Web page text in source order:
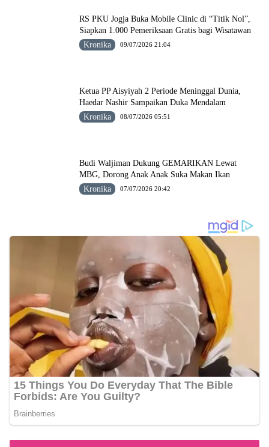
RS PKU Jogja Buka Mobile Clinic di “Titik Nol”,
Siapkan 1.000 Pemeriksaan Gratis bagi Wisatawan
Kronika
09/07/2026 21:04
Ketua PP Aisyiyah 2 Periode Meninggal Dunia,
Haedar Nashir Sampaikan Duka Mendalam
Kronika
08/07/2026 05:51
Budi Waljiman Dukung GEMARIKAN Lewat
MBG, Dorong Anak Anak Suka Makan Ikan
Kronika
07/07/2026 20:42